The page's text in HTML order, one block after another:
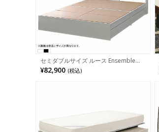
セミダブルサイズ ルース Ensembleポ
ケットコイルマットレスセット 棚付き
左右付け替え可能引き出し 2口コンセ
¥82,900 (税込)